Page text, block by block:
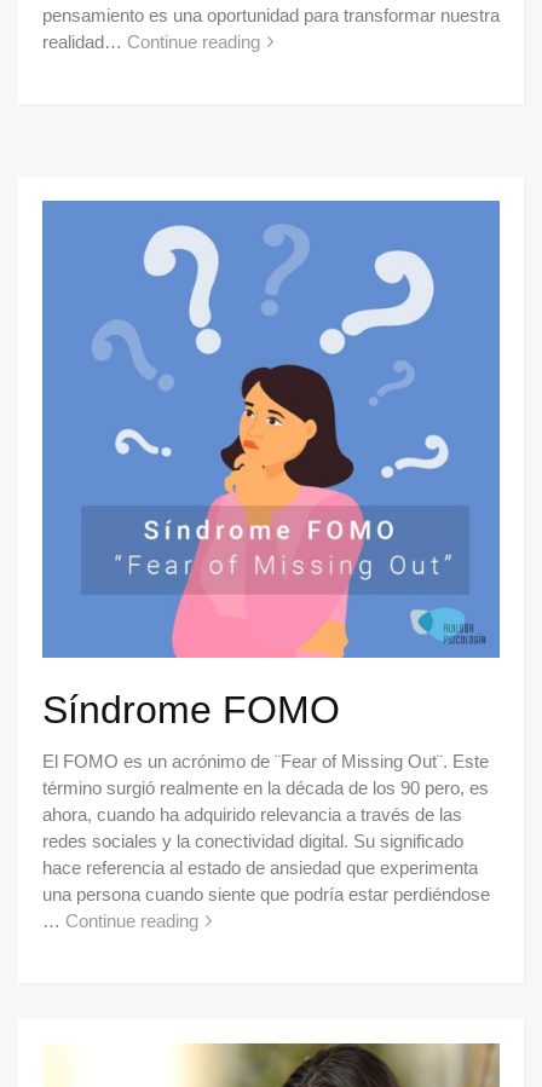
pensamiento es una oportunidad para transformar nuestra
realidad… Continue reading
Síndrome FOMO
El FOMO es un acrónimo de ¨Fear of Missing Out¨. Este
término surgió realmente en la década de los 90 pero, es
ahora, cuando ha adquirido relevancia a través de las
redes sociales y la conectividad digital. Su significado
hace referencia al estado de ansiedad que experimenta
una persona cuando siente que podría estar perdiéndose
… Continue reading